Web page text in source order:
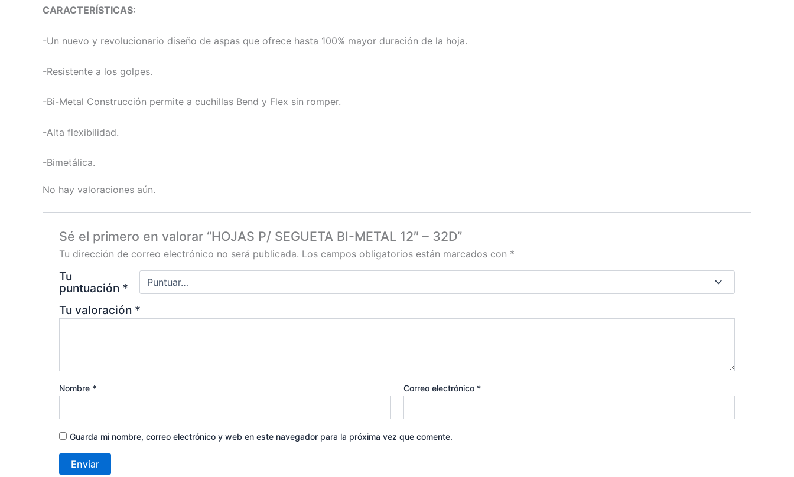
CARACTERÍSTICAS:
-Un nuevo y revolucionario diseño de aspas que ofrece hasta 100% mayor duración de la hoja.
-Resistente a los golpes.
-Bi-Metal Construcción permite a cuchillas Bend y Flex sin romper.
-Alta flexibilidad.
-Bimetálica.
No hay valoraciones aún.
Sé el primero en valorar “HOJAS P/ SEGUETA BI-METAL 12″ – 32D”
Tu dirección de correo electrónico no será publicada. Los campos obligatorios están marcados con *
Tu
puntuación *
Tu valoración *
Nombre * Correo electrónico *
Guarda mi nombre, correo electrónico y web en este navegador para la próxima vez que comente.